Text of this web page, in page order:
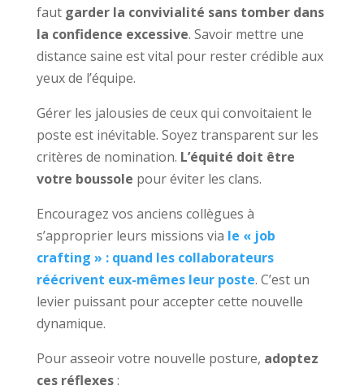
faut garder la convivialité sans tomber dans
la confidence excessive. Savoir mettre une
distance saine est vital pour rester crédible aux
yeux de l’équipe.
Gérer les jalousies de ceux qui convoitaient le
poste est inévitable. Soyez transparent sur les
critères de nomination. L’équité doit être
votre boussole pour éviter les clans.
Encouragez vos anciens collègues à
s’approprier leurs missions via le « job
crafting » : quand les collaborateurs
réécrivent eux-mêmes leur poste. C’est un
levier puissant pour accepter cette nouvelle
dynamique.
Pour asseoir votre nouvelle posture, adoptez
ces réflexes: